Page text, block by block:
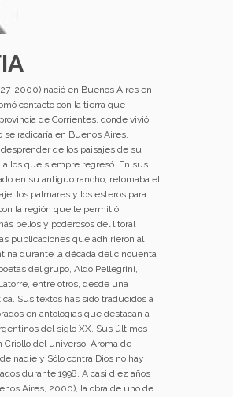
2000) nació en Buenos Aires en
contacto con la tierra que
de Corrientes, donde vivió
se radicaría en Buenos Aires,
de los paisajes de su
a los que siempre regresó. En sus
en su antiguo rancho, retomaba el
los palmares y los esteros para
la región que le permitió
bellos y poderosos del litoral
publicaciones que adhirieron al
durante la década del cincuenta
del grupo, Aldo Pellegrini,
entre otros, desde una
Sus textos has sido traducidos a
en antologías que destacan a
del siglo XX. Sus últimos
del universo, Aroma de
nadie y Sólo contra Dios no hay
durante 1998. A casi diez años
Aires, 2000), la obra de uno de